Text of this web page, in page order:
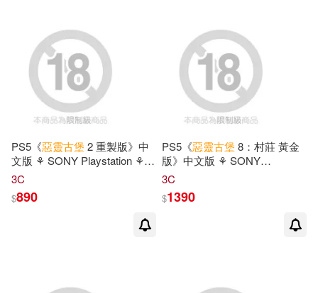
PS5《惡靈古堡 2 重製版》中
文版 ⚘ SONY Playstation ⚘
台灣公司貨
3C
$890
PS5《惡靈古堡 8：村莊 黃金
版》中文版 ⚘ SONY
Playstation ⚘ 台灣公司貨
3C
$1390